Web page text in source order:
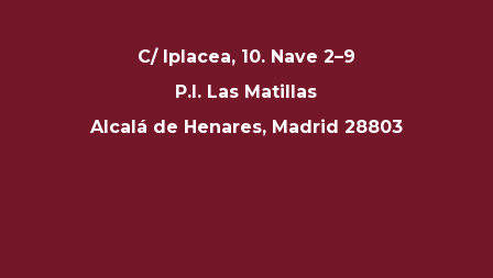
C/ Iplacea, 10. Nave 2–9
P.I. Las Matillas
Alcalá de Henares, Madrid 28803